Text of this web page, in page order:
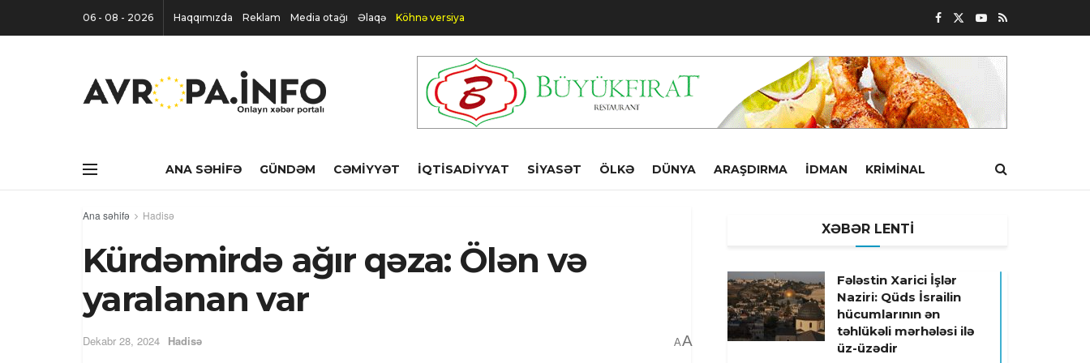
06 - 08 - 2026 Haqqımızda Reklam Media otağı Əlaqə Köhnə versiya
ANA SƏHIFƏ GÜNDƏM CƏMIYYƏT İQTISADIYYAT SIYASƏT ÖLKƏ DÜNYA ARAŞDIRMA İDMAN KRIMINAL
Ana səhifə Hadisə
Kürdəmirdə ağır qəza: Ölən və
yaralanan var
Dekabr 28, 2024 Hadisə AA
XƏBƏR LENTİ
Fələstin Xarici İşlər
Naziri: Qüds İsrailin
hücumlarının ən
təhlükəli mərhələsi ilə
üz-üzədir